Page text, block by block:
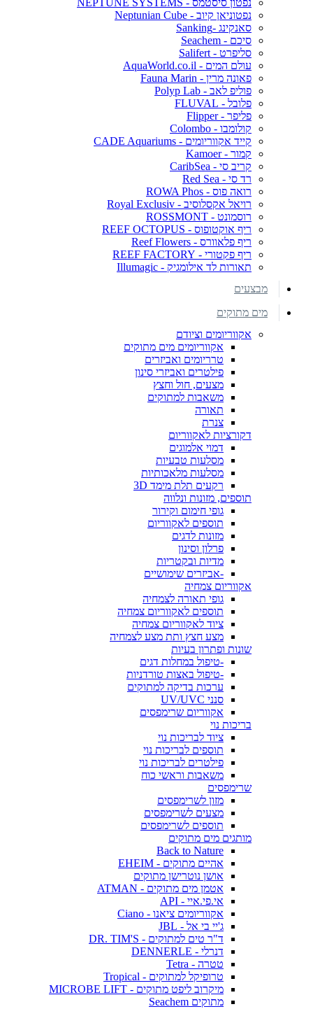
נפטוניאן קיוב - Neptunian Cube
סאנקינג -Sanking
סיכם - Seachem
סליפרט - Salifert
עולם המים - AquaWorld.co.il
פאונה מרין - Fauna Marin
פוליפ לאב - Polyp Lab
פלובל - FLUVAL
פליפר - Flipper
קולומבו - Colombo
קייד אקווריומים - CADE Aquariums
קמור - Kamoer
קריב סי - CaribSea
רד סי - Red Sea
רואה פוס - ROWA Phos
רויאל אקסלוסיב - Royal Exclusiv
רוסמונט - ROSSMONT
ריף אוקטופוס - REEF OCTOPUS
ריף פלאוורס - Reef Flowers
ריף פקטורי - REEF FACTORY
תאורות לד אילומגיק - Illumagic
מבצעים
מים מתוקים
אקווריומים וציודם
אקווריומים מים מתוקים
טרריומים ואביזרים
פילטרים ואביזרי סינון
מצעים, חול וחצץ
משאבות למתוקים
תאורה
צנרת
דקורציות לאקווריום
דמוי אלמוגים
מסלעות טבעיות
מסלעות מלאכותיות
רקעים תלת מימד 3D
תוספים, מזונות ונלווה
גופי חימום וקירור
תוספים לאקווריום
מזונות לדגים
פרלון וסינון
מדיות ובקטריות
-אביזרים שימושיים
אקווריום צמחיה
גופי תאורה לצמחיה
תוספים לאקווריום צמחיה
ציוד לאקווריום צמחיה
מצע חצץ ותת מצע לצמחיה
שונות ופתרון בעיות
-טיפול במחלות דגים
-טיפול באצות טורדניות
ערכות בדיקה למתוקים
סנני UV/UVC
אקווריום שרימפסים
בריכות נוי
ציוד לבריכות נוי
תוספים לבריכות נוי
פילטרים לבריכות נוי
משאבות וראשי כוח
שרימפסים
מזון לשרימפסים
מצעים לשרימפסים
תוספים לשרימפסים
מותגים מים מתוקים
Back to Nature
אהיים מתוקים - EHEIM
אושן נוטרישן מתוקים
אטמן מים מתוקים - ATMAN
אי.פי.איי - API
אקווריומים ציאנו - Ciano
ג'יי בי אל - JBL
ד"ר טים למתוקים - DR. TIM'S
דנרלי - DENNERLE
טטרה - Tetra
טרופיקל למתוקים - Tropical
מיקרוב ליפט מתוקים - MICROBE LIFT
מתוקים Seachem